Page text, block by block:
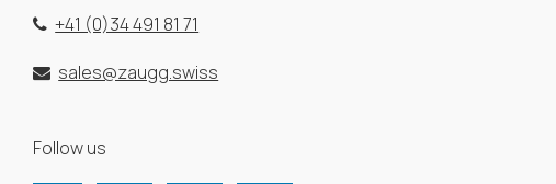
+41 (0)34 491 81 71
sales@zaugg.swiss
Follow us